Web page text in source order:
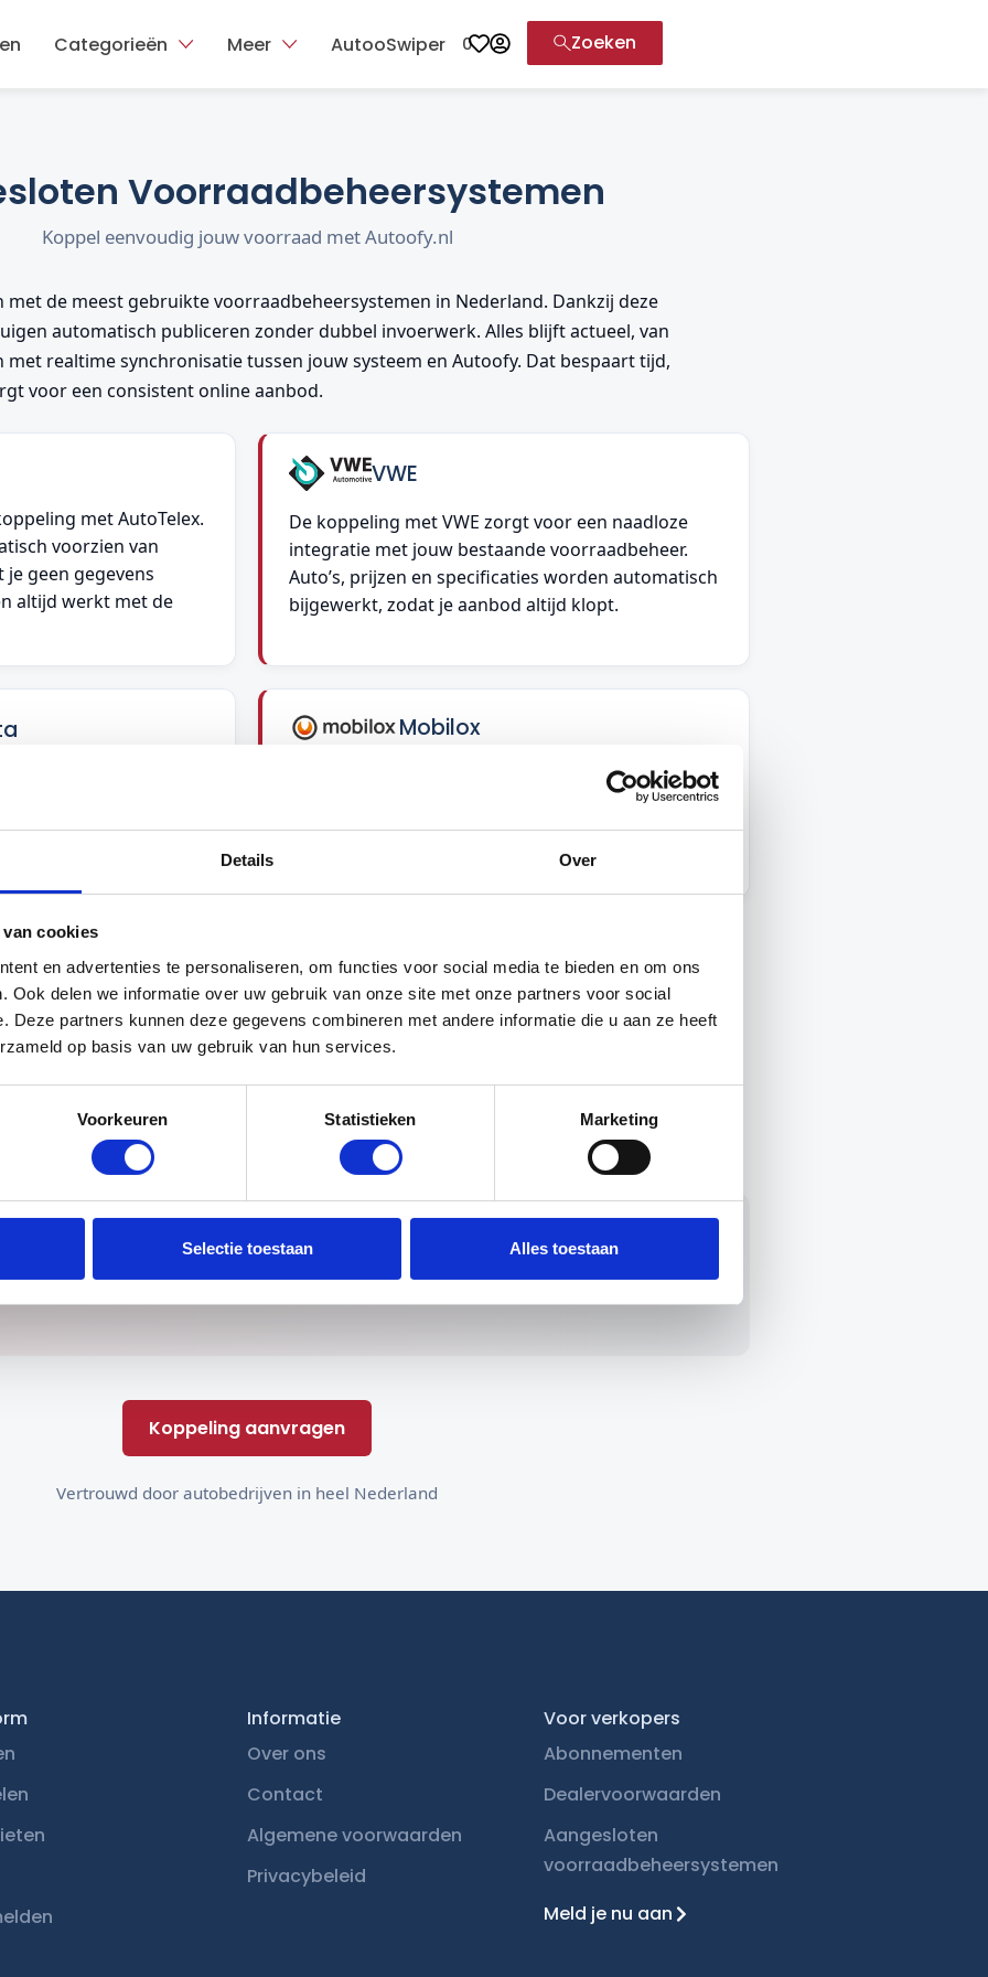
Details Over
cookies
en advertenties te personaliseren, om functies voor social media te bieden en om ons
Ook delen we informatie over uw gebruik van onze site met onze partners voor social
Deze partners kunnen deze gegevens combineren met andere informatie die u aan ze heeft
op basis van uw gebruik van hun services.
Voorkeuren Statistieken Marketing
Selectie toestaan Alles toestaan
Categorieën Meer AutooSwiper 0 Zoeken
Voorraadbeheersystemen
Koppel eenvoudig jouw voorraad met Autoofy.nl
de meest gebruikte voorraadbeheersystemen in Nederland. Dankzij deze
automatisch publiceren zonder dubbel invoerwerk. Alles blijft actueel, van
realtime synchronisatie tussen jouw systeem en Autoofy. Dat bespaart tijd,
voor een consistent online aanbod.
met AutoTelex.
voorzien van
geen gegevens
altijd werkt met de
VWE
De koppeling met VWE zorgt voor een naadloze
integratie met jouw bestaande voorraadbeheer.
Auto’s, prijzen en specificaties worden automatisch
bijgewerkt, zodat je aanbod altijd klopt.
publiceer je
eigen account.
up-to-date, zonder
Mobilox
Mobilox-gebruikers kunnen advertenties met één
klik synchroniseren met Autoofy. Deze koppeling
ondersteunt uitgebreide advertentievelden en
maakt voorraadbeheer eenvoudig en betrouwbaar.
bij Autoofy.nl.
en trucksector
binnen het
regelmatig toegevoegd, zodat steeds meer voorraadbeheersystemen met Autoofy
Koppeling aanvragen
Vertrouwd door autobedrijven in heel Nederland
Informatie
Over ons
Contact
Algemene voorwaarden
Privacybeleid
Voor verkopers
Abonnementen
Dealervoorwaarden
Aangesloten
voorraadbeheersystemen
Meld je nu aan